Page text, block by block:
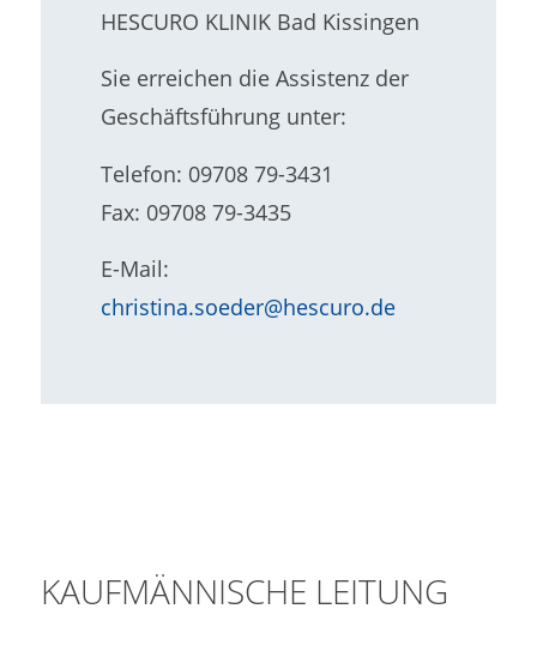
HESCURO KLINIK Bad Kissingen
Sie erreichen die Assistenz der
Geschäftsführung unter:
Telefon: 09708 79-3431
Fax: 09708 79-3435
E-Mail:
christina.soeder@hescuro.de
KAUFMÄNNISCHE LEITUNG